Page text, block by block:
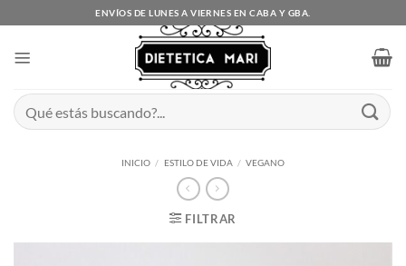
al
ENVÍOS DE LUNES A VIERNES EN CABA Y GBA.
Buscar
por:
INICIO / ESTILO DE VIDA / VEGANO
FILTRAR